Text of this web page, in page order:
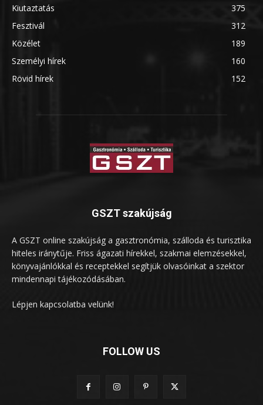
Kiutaztatás
375
Fesztivál
312
Közélet
189
Személyi hírek
160
Rövid hírek
152
GSZT szakújság
A GSZT online szakújság a gasztronómia, szálloda és turisztika
hiteles iránytűje. Friss ágazati hírekkel, szakmai elemzésekkel,
könyvajánlókkal és receptekkel segítjük olvasóinkat a szektor
mindennapi tájékozódásában.
Lépjen kapcsolatba velünk!
FOLLOW US